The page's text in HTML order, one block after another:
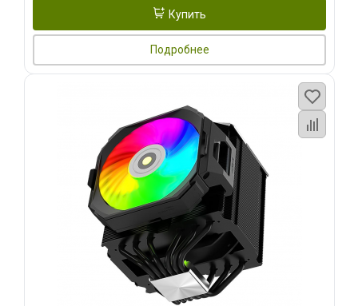
Купить
Подробнее